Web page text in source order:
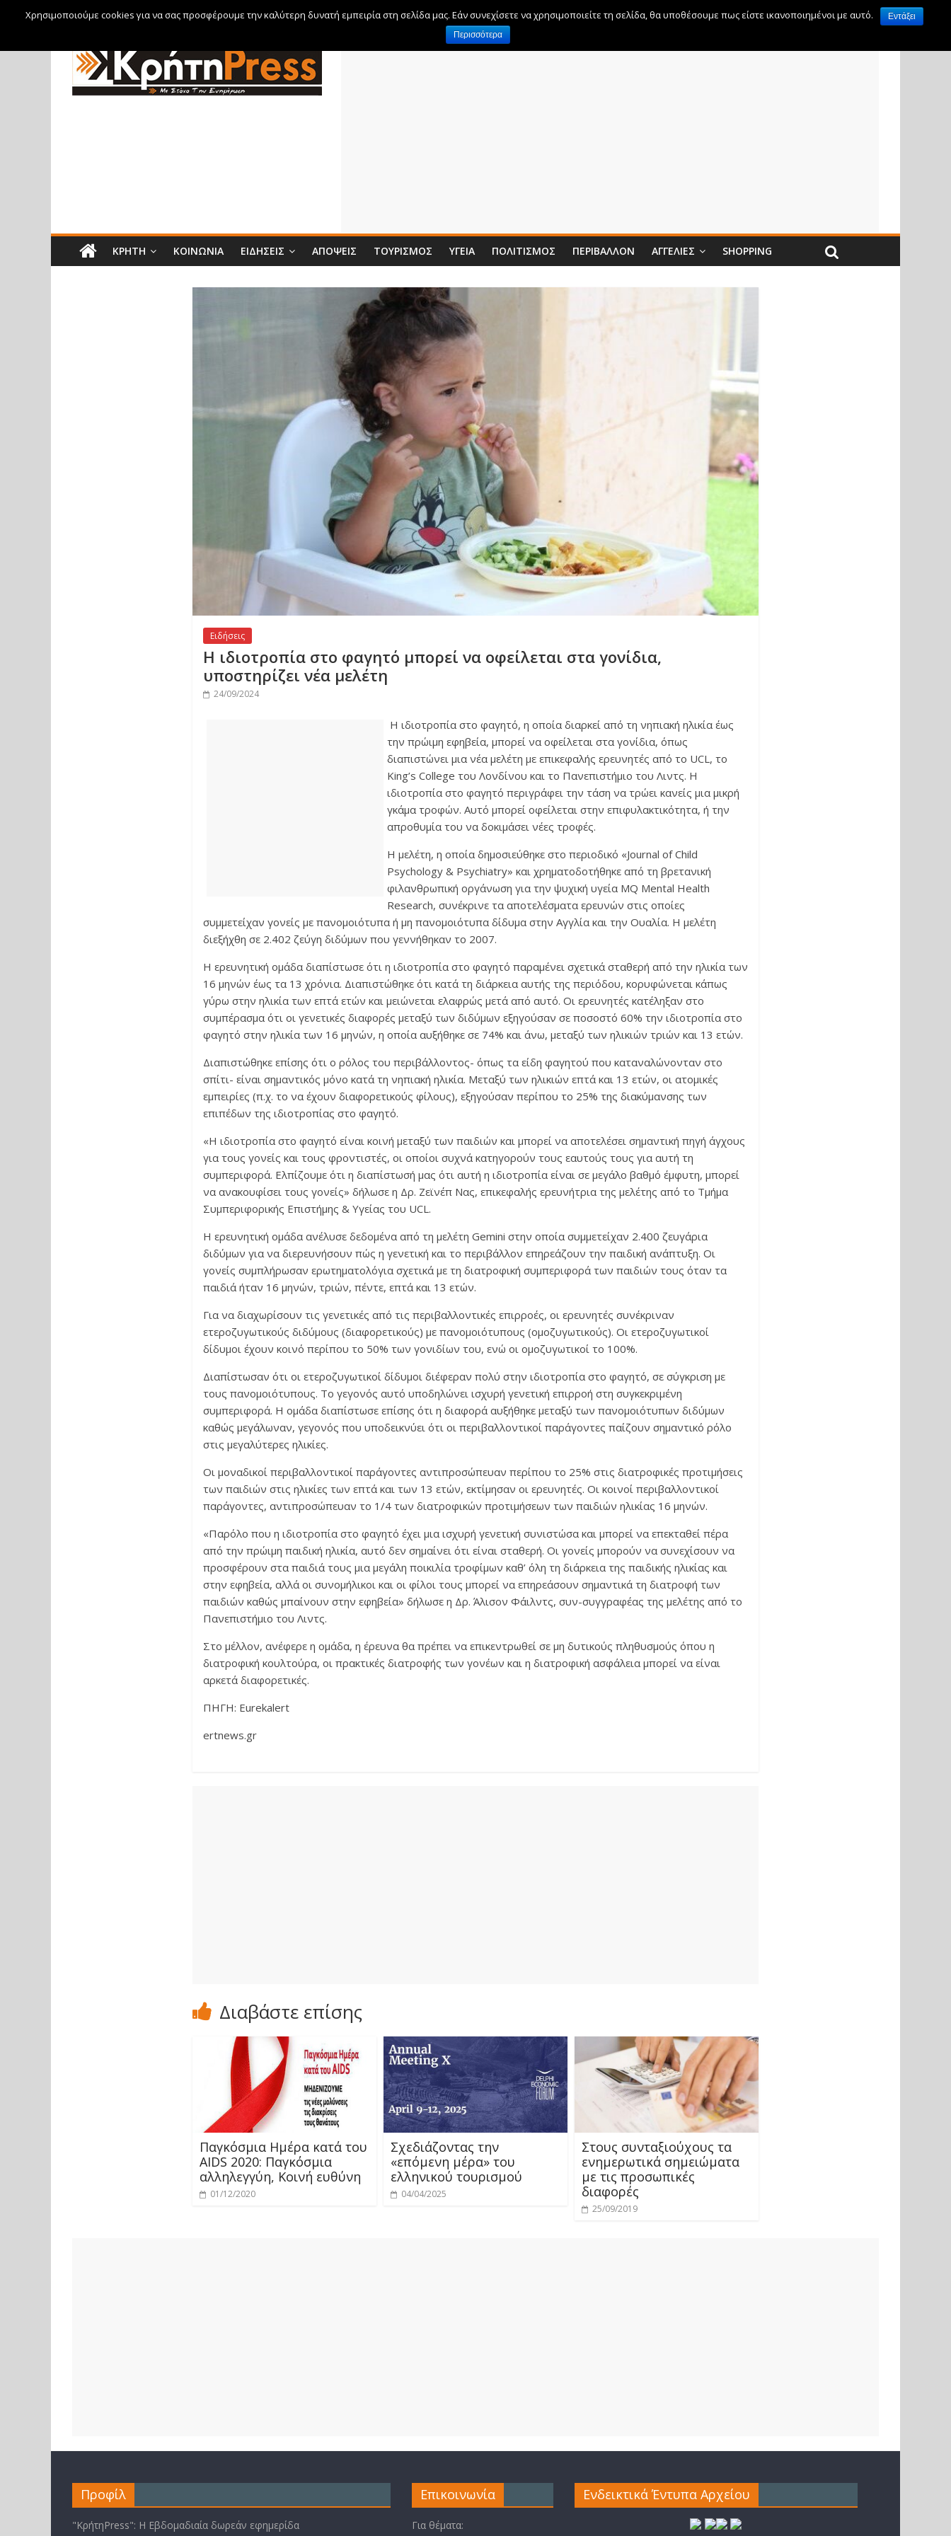
Κυριακή, 9 Αυγούστου, 2026
ΚΡΉΤΗ ΚΟΙΝΩΝΊΑ ΕΙΔΉΣΕΙΣ ΑΠΌΨΕΙΣ ΤΟΥΡΙΣΜΌΣ ΥΓΕΊΑ ΠΟΛΙΤΙΣΜΌΣ ΠΕΡΙΒΆΛΛΟΝ ΑΓΓΕΛΊΕΣ SHOPPING
Ειδήσεις
Η ιδιοτροπία στο φαγητό μπορεί να οφείλεται στα γονίδια,
υποστηρίζει νέα μελέτη
24/09/2024
Η ιδιοτροπία στο φαγητό, η οποία διαρκεί από τη νηπιακή ηλικία έως
την πρώιμη εφηβεία, μπορεί να οφείλεται στα γονίδια, όπως
διαπιστώνει μια νέα μελέτη με επικεφαλής ερευνητές από το UCL, το
King’s College του Λονδίνου και το Πανεπιστήμιο του Λιντς. Η
ιδιοτροπία στο φαγητό περιγράφει την τάση να τρώει κανείς μια μικρή
γκάμα τροφών. Αυτό μπορεί οφείλεται στην επιφυλακτικότητα, ή την
απροθυμία του να δοκιμάσει νέες τροφές.
Η μελέτη, η οποία δημοσιεύθηκε στο περιοδικό «Journal of Child
Psychology & Psychiatry» και χρηματοδοτήθηκε από τη βρετανική
φιλανθρωπική οργάνωση για την ψυχική υγεία MQ Mental Health
Research, συνέκρινε τα αποτελέσματα ερευνών στις οποίες
συμμετείχαν γονείς με πανομοιότυπα ή μη πανομοιότυπα δίδυμα στην Αγγλία και την Ουαλία. Η μελέτη
διεξήχθη σε 2.402 ζεύγη διδύμων που γεννήθηκαν το 2007.
Η ερευνητική ομάδα διαπίστωσε ότι η ιδιοτροπία στο φαγητό παραμένει σχετικά σταθερή από την ηλικία των
16 μηνών έως τα 13 χρόνια. Διαπιστώθηκε ότι κατά τη διάρκεια αυτής της περιόδου, κορυφώνεται κάπως
γύρω στην ηλικία των επτά ετών και μειώνεται ελαφρώς μετά από αυτό. Οι ερευνητές κατέληξαν στο
συμπέρασμα ότι οι γενετικές διαφορές μεταξύ των διδύμων εξηγούσαν σε ποσοστό 60% την ιδιοτροπία στο
φαγητό στην ηλικία των 16 μηνών, η οποία αυξήθηκε σε 74% και άνω, μεταξύ των ηλικιών τριών και 13 ετών.
Διαπιστώθηκε επίσης ότι ο ρόλος του περιβάλλοντος- όπως τα είδη φαγητού που καταναλώνονταν στο
σπίτι- είναι σημαντικός μόνο κατά τη νηπιακή ηλικία. Μεταξύ των ηλικιών επτά και 13 ετών, οι ατομικές
εμπειρίες (π.χ. το να έχουν διαφορετικούς φίλους), εξηγούσαν περίπου το 25% της διακύμανσης των
επιπέδων της ιδιοτροπίας στο φαγητό.
«Η ιδιοτροπία στο φαγητό είναι κοινή μεταξύ των παιδιών και μπορεί να αποτελέσει σημαντική πηγή άγχους
για τους γονείς και τους φροντιστές, οι οποίοι συχνά κατηγορούν τους εαυτούς τους για αυτή τη
συμπεριφορά. Ελπίζουμε ότι η διαπίστωσή μας ότι αυτή η ιδιοτροπία είναι σε μεγάλο βαθμό έμφυτη, μπορεί
να ανακουφίσει τους γονείς» δήλωσε η Δρ. Ζεϊνέπ Νας, επικεφαλής ερευνήτρια της μελέτης από το Τμήμα
Συμπεριφορικής Επιστήμης & Υγείας του UCL.
Η ερευνητική ομάδα ανέλυσε δεδομένα από τη μελέτη Gemini στην οποία συμμετείχαν 2.400 ζευγάρια
διδύμων για να διερευνήσουν πώς η γενετική και το περιβάλλον επηρεάζουν την παιδική ανάπτυξη. Οι
γονείς συμπλήρωσαν ερωτηματολόγια σχετικά με τη διατροφική συμπεριφορά των παιδιών τους όταν τα
παιδιά ήταν 16 μηνών, τριών, πέντε, επτά και 13 ετών.
Για να διαχωρίσουν τις γενετικές από τις περιβαλλοντικές επιρροές, οι ερευνητές συνέκριναν
ετεροζυγωτικούς διδύμους (διαφορετικούς) με πανομοιότυπους (ομοζυγωτικούς). Οι ετεροζυγωτικοί
δίδυμοι έχουν κοινό περίπου το 50% των γονιδίων του, ενώ οι ομοζυγωτικοί το 100%.
Διαπίστωσαν ότι οι ετεροζυγωτικοί δίδυμοι διέφεραν πολύ στην ιδιοτροπία στο φαγητό, σε σύγκριση με
τους πανομοιότυπους. Το γεγονός αυτό υποδηλώνει ισχυρή γενετική επιρροή στη συγκεκριμένη
συμπεριφορά. Η ομάδα διαπίστωσε επίσης ότι η διαφορά αυξήθηκε μεταξύ των πανομοιότυπων διδύμων
καθώς μεγάλωναν, γεγονός που υποδεικνύει ότι οι περιβαλλοντικοί παράγοντες παίζουν σημαντικό ρόλο
στις μεγαλύτερες ηλικίες.
Οι μοναδικοί περιβαλλοντικοί παράγοντες αντιπροσώπευαν περίπου το 25% στις διατροφικές προτιμήσεις
των παιδιών στις ηλικίες των επτά και των 13 ετών, εκτίμησαν οι ερευνητές. Οι κοινοί περιβαλλοντικοί
παράγοντες, αντιπροσώπευαν το 1/4 των διατροφικών προτιμήσεων των παιδιών ηλικίας 16 μηνών.
«Παρόλο που η ιδιοτροπία στο φαγητό έχει μια ισχυρή γενετική συνιστώσα και μπορεί να επεκταθεί πέρα
από την πρώιμη παιδική ηλικία, αυτό δεν σημαίνει ότι είναι σταθερή. Οι γονείς μπορούν να συνεχίσουν να
προσφέρουν στα παιδιά τους μια μεγάλη ποικιλία τροφίμων καθ’ όλη τη διάρκεια της παιδικής ηλικίας και
στην εφηβεία, αλλά οι συνομήλικοι και οι φίλοι τους μπορεί να επηρεάσουν σημαντικά τη διατροφή των
παιδιών καθώς μπαίνουν στην εφηβεία» δήλωσε η Δρ. Άλισον Φάιλντς, συν-συγγραφέας της μελέτης από το
Πανεπιστήμιο του Λιντς.
Στο μέλλον, ανέφερε η ομάδα, η έρευνα θα πρέπει να επικεντρωθεί σε μη δυτικούς πληθυσμούς όπου η
διατροφική κουλτούρα, οι πρακτικές διατροφής των γονέων και η διατροφική ασφάλεια μπορεί να είναι
αρκετά διαφορετικές.
ΠΗΓΗ: Eurekalert
ertnews.gr
Διαβάστε επίσης
Παγκόσμια Ημέρα κατά του
AIDS 2020: Παγκόσμια
αλληλεγγύη, Κοινή ευθύνη
01/12/2020
Σχεδιάζοντας την
«επόμενη μέρα» του
ελληνικού τουρισμού
04/04/2025
Στους συνταξιούχους τα
ενημερωτικά σημειώματα
με τις προσωπικές
διαφορές
25/09/2019
Προφίλ
"ΚρήτηPress": Η Εβδομαδιαία δωρεάν εφημερίδα
Επικοινωνία
Για θέματα:
Ενδεικτικά Έντυπα Αρχείου
Χρησιμοποιούμε cookies για να σας προσφέρουμε την καλύτερη δυνατή εμπειρία στη σελίδα μας. Εάν συνεχίσετε να χρησιμοποιείτε τη σελίδα, θα υποθέσουμε πως είστε ικανοποιημένοι με αυτό.
Εντάξει
Περισσότερα